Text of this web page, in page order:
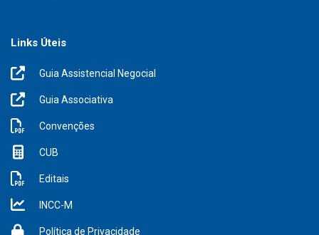
Links Úteis
Guia Assistencial Negocial
Guia Associativa
Convenções
CUB
Editais
INCC-M
Política de Privacidade